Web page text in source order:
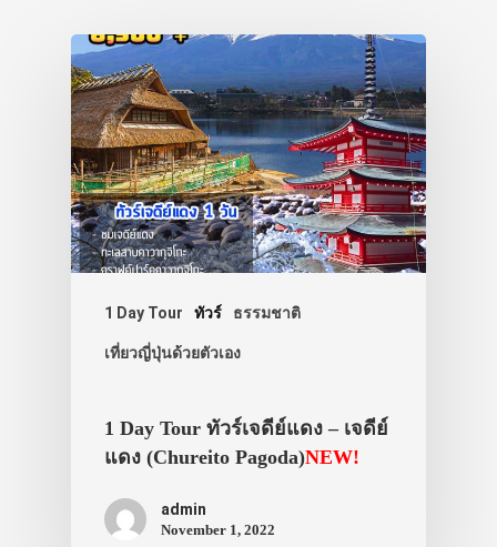
1 Day Tour ทัวร์ ธรรมชาติ
เที่ยวญี่ปุ่นด้วยตัวเอง
1 Day Tour ทัวร์เจดีย์แดง – เจดีย์
แดง (Chureito Pagoda)NEW!
admin
November 1, 2022